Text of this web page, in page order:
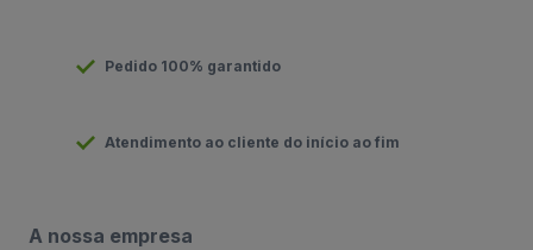
Pedido 100% garantido
Atendimento ao cliente do início ao fim
A nossa empresa